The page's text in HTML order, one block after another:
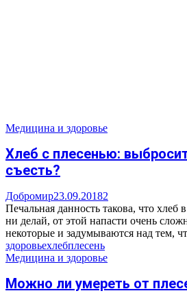
Медицина и здоровье
Хлеб с плесенью:
съесть?
Добромир23.09.20182
Печальная данность такова, что хлеб
ни делай, от этой напасти очень
некоторые и задумываются над тем,
здоровьехлебплесень
Медицина и здоровье
Можно ли умереть от